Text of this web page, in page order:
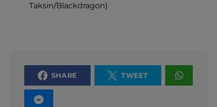
Taksin/Blackdragon)
SHARE TWEET